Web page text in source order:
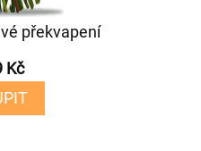
překvapení
Kč